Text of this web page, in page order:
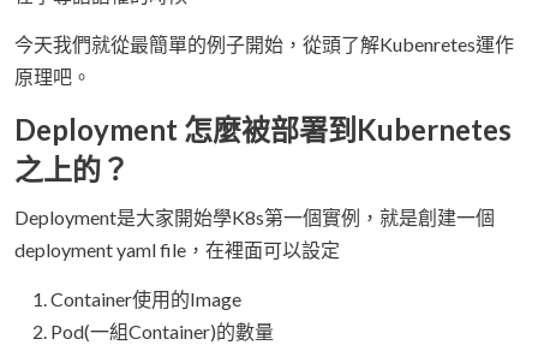
今天我們就從最簡單的例子開始，從頭了解Kubenretes運作
原理吧。
Deployment 怎麼被部署到Kubernetes
之上的？
Deployment是大家開始學K8s第一個實例，就是創建一個
deployment yaml file，在裡面可以設定
Container使用的Image
Pod(一組Container)的數量